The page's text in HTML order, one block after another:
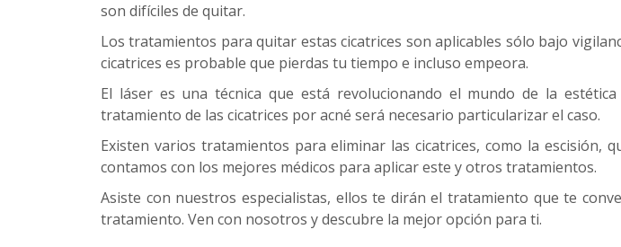
son difíciles de quitar.
Los tratamientos para quitar estas cicatrices son aplicables sólo bajo
cicatrices es probable que pierdas tu tiempo e incluso empeora.
El láser es una técnica que está revolucionando el mundo de la
tratamiento de las cicatrices por acné será necesario particularizar el caso.
Existen varios tratamientos para eliminar las cicatrices, como la
contamos con los mejores médicos para aplicar este y otros tratamientos.
Asiste con nuestros especialistas, ellos te dirán el tratamiento que te
tratamiento. Ven con nosotros y descubre la mejor opción para ti.